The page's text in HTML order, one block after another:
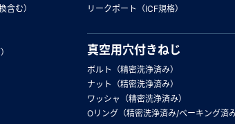
含む）
リークポート（ICF規格）
真空用穴付きねじ
ボルト（精密洗浄済み）
ナット（精密洗浄済み）
ワッシャ（精密洗浄済み）
Oリング（精密洗浄済み/ベーキング済み